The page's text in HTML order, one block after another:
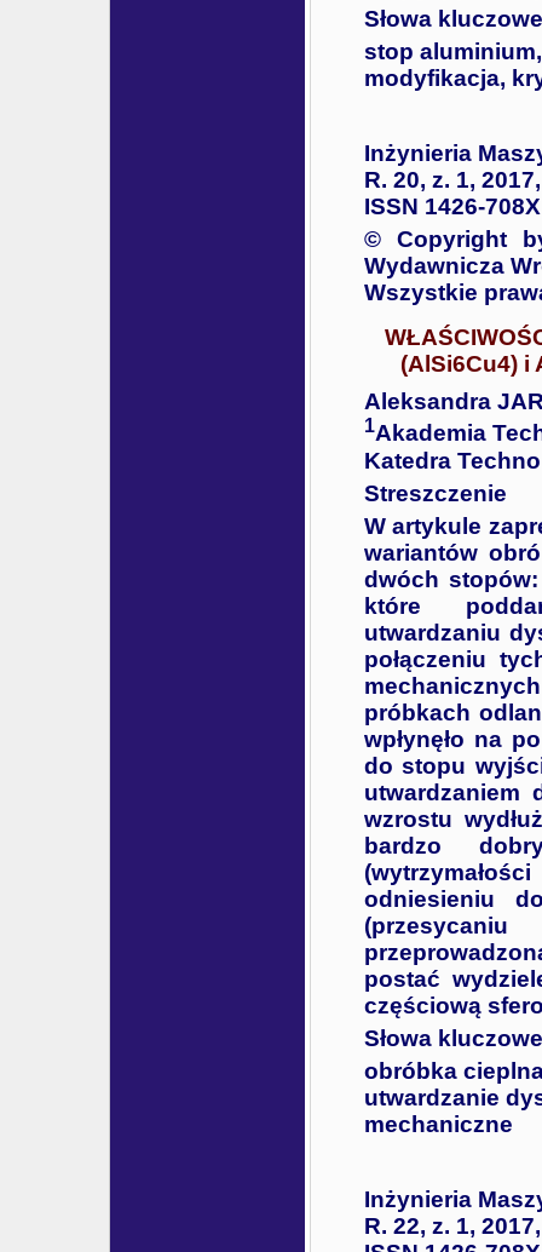
Słowa
stop
modyfikacja,
Inżynieria
R. 20, z. 1,
ISSN 1426-708X
© Copyright
Wydawnicza
Wszystkie
(AlSi6Cu4) i
Aleksandra
1Akademia
Katedra
Streszczenie
W artykule
wariantów
dwóch stopów:
które
utwardzaniu
połączeniu
próbkach
wpłynęło na
do stopu
utwardzaniem
wzrostu
bardzo
odniesieniu
postać
częściową
Słowa
obróbka
utwardzanie
mechaniczne
Inżynieria
R. 22, z. 1,